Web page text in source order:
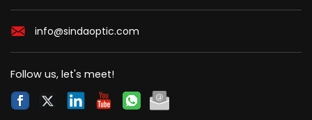
info@sindaoptic.com
Follow us, let's meet!